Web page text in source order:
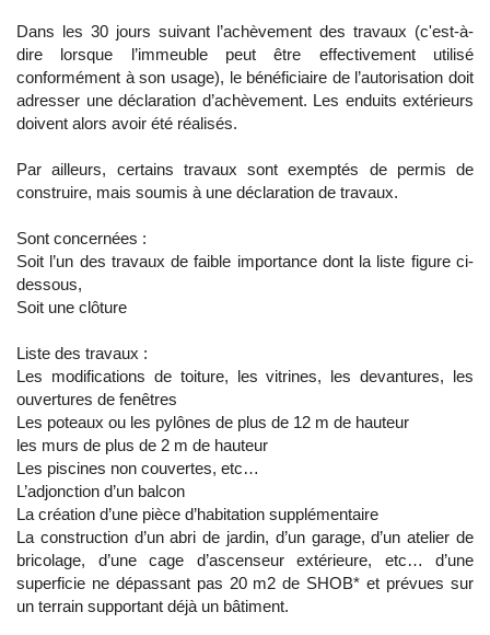
Dans les 30 jours suivant l’achèvement des travaux (c'est-à-
dire lorsque l’immeuble peut être effectivement utilisé
conformément à son usage), le bénéficiaire de l’autorisation doit
adresser une déclaration d’achèvement. Les enduits extérieurs
doivent alors avoir été réalisés.
Par ailleurs, certains travaux sont exemptés de permis de
construire, mais soumis à une déclaration de travaux.
Sont concernées :
Soit l’un des travaux de faible importance dont la liste figure ci-
dessous,
Soit une clôture
Liste des travaux :
Les modifications de toiture, les vitrines, les devantures, les
ouvertures de fenêtres
Les poteaux ou les pylônes de plus de 12 m de hauteur
les murs de plus de 2 m de hauteur
Les piscines non couvertes, etc…
L’adjonction d’un balcon
La création d’une pièce d’habitation supplémentaire
La construction d’un abri de jardin, d’un garage, d’un atelier de
bricolage, d’une cage d’ascenseur extérieure, etc… d’une
superficie ne dépassant pas 20 m2 de SHOB* et prévues sur
un terrain supportant déjà un bâtiment.